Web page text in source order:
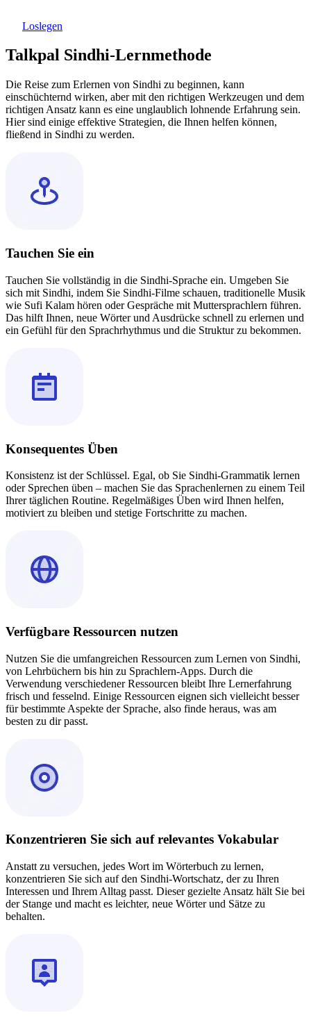
Loslegen
Talkpal Sindhi-Lernmethode
Die Reise zum Erlernen von Sindhi zu beginnen, kann
einschüchternd wirken, aber mit den richtigen Werkzeugen und dem
richtigen Ansatz kann es eine unglaublich lohnende Erfahrung sein.
Hier sind einige effektive Strategien, die Ihnen helfen können,
fließend in Sindhi zu werden.
Tauchen Sie ein
Tauchen Sie vollständig in die Sindhi-Sprache ein. Umgeben Sie
sich mit Sindhi, indem Sie Sindhi-Filme schauen, traditionelle Musik
wie Sufi Kalam hören oder Gespräche mit Muttersprachlern führen.
Das hilft Ihnen, neue Wörter und Ausdrücke schnell zu erlernen und
ein Gefühl für den Sprachrhythmus und die Struktur zu bekommen.
Konsequentes Üben
Konsistenz ist der Schlüssel. Egal, ob Sie Sindhi-Grammatik lernen
oder Sprechen üben – machen Sie das Sprachenlernen zu einem Teil
Ihrer täglichen Routine. Regelmäßiges Üben wird Ihnen helfen,
motiviert zu bleiben und stetige Fortschritte zu machen.
Verfügbare Ressourcen nutzen
Nutzen Sie die umfangreichen Ressourcen zum Lernen von Sindhi,
von Lehrbüchern bis hin zu Sprachlern-Apps. Durch die
Verwendung verschiedener Ressourcen bleibt Ihre Lernerfahrung
frisch und fesselnd. Einige Ressourcen eignen sich vielleicht besser
für bestimmte Aspekte der Sprache, also finde heraus, was am
besten zu dir passt.
Konzentrieren Sie sich auf relevantes Vokabular
Anstatt zu versuchen, jedes Wort im Wörterbuch zu lernen,
konzentrieren Sie sich auf den Sindhi-Wortschatz, der zu Ihren
Interessen und Ihrem Alltag passt. Dieser gezielte Ansatz hält Sie bei
der Stange und macht es leichter, neue Wörter und Sätze zu
behalten.